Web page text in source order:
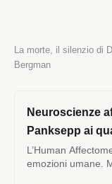
La morte, il silenzio di
Bergman
Neuroscienze
Panksepp ai
L’Human
emozioni umane.